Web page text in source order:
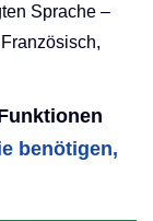
Sprache –
benötigen,